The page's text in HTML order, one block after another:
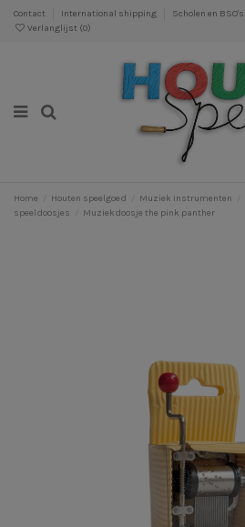
Contact International shipping Scholen en BSO's
Verlanglijst (0)
Home Houten speelgoed Muziek instrumenten
speeldoosjes
Muziekdoosje the pink panther